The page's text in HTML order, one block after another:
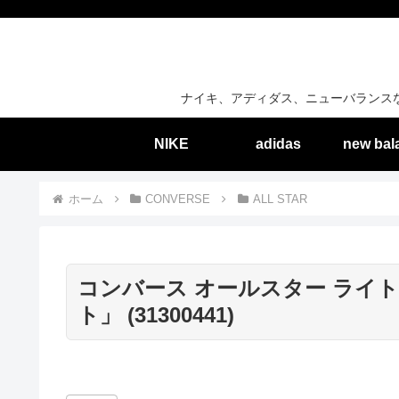
ナイキ、アディダス、ニューバラン
NIKE adidas new
ホーム CONVERSE ALL STAR
コンバース オールスター ライ
ト」 (31300441)